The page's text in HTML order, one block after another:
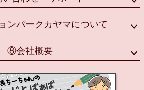
ンパークカヤマについて
⑧会社概要